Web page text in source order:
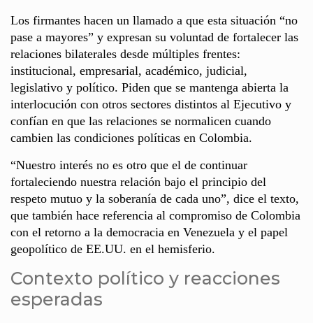
Los firmantes hacen un llamado a que esta situación “no
pase a mayores” y expresan su voluntad de fortalecer las
relaciones bilaterales desde múltiples frentes:
institucional, empresarial, académico, judicial,
legislativo y político. Piden que se mantenga abierta la
interlocución con otros sectores distintos al Ejecutivo y
confían en que las relaciones se normalicen cuando
cambien las condiciones políticas en Colombia.
“Nuestro interés no es otro que el de continuar
fortaleciendo nuestra relación bajo el principio del
respeto mutuo y la soberanía de cada uno”, dice el texto,
que también hace referencia al compromiso de Colombia
con el retorno a la democracia en Venezuela y el papel
geopolítico de EE.UU. en el hemisferio.
Contexto político y reacciones
esperadas